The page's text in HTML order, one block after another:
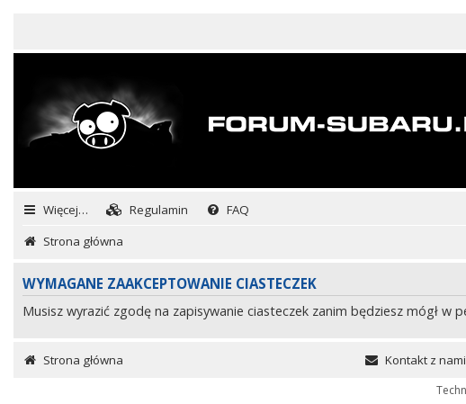
Więcej… Regulamin FAQ
Strona główna
WYMAGANE ZAAKCEPTOWANIE CIASTECZEK
Musisz wyrazić zgodę na zapisywanie ciasteczek zanim będziesz mógł w
Strona główna Kontakt z nami